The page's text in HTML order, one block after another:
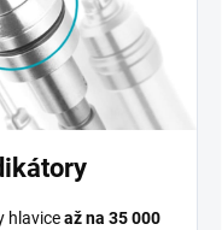
hlaviceaž na 35 000